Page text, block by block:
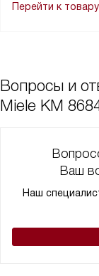
Перейти к товару
Вопросы и
Miele KM
Ваш
Наш